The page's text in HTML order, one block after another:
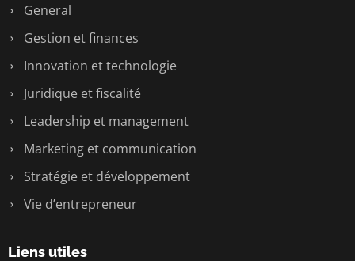
General
Gestion et finances
Innovation et technologie
Juridique et fiscalité
Leadership et management
Marketing et communication
Stratégie et développement
Vie d’entrepreneur
Liens utiles